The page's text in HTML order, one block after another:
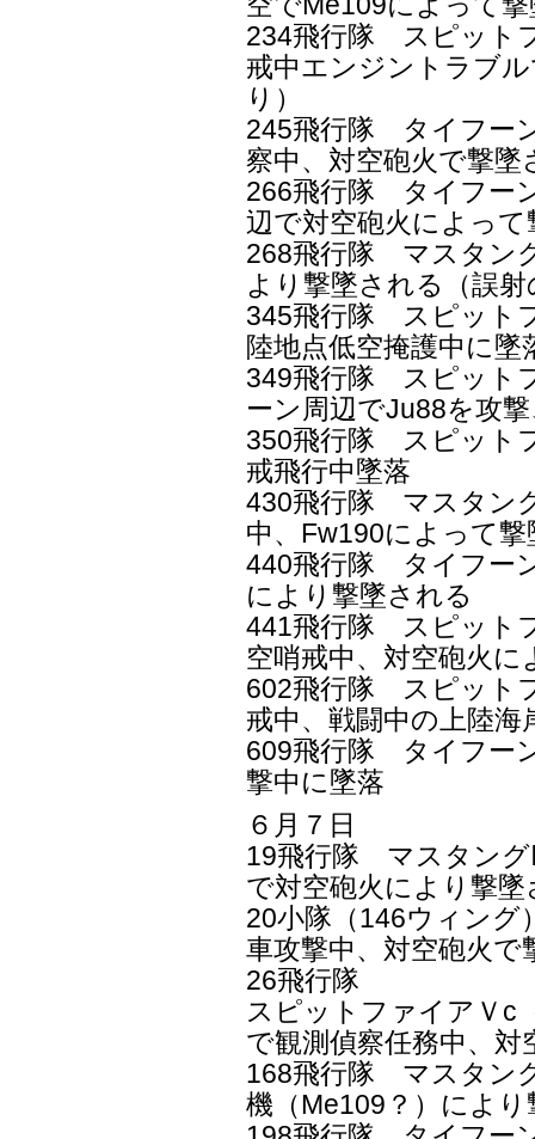
234飛行隊 スピット
戒中エンジントラブ
り）
245飛行隊 タイフー
察中、対空砲火で撃墜
266飛行隊 タイフー
辺で対空砲火によっ
268飛行隊 マスタン
より撃墜される（誤射
345飛行隊 スピット
陸地点低空掩護中に墜
349飛行隊 スピット
ーン周辺でJu88を攻
350飛行隊 スピット
戒飛行中墜落
430飛行隊 マスタン
中、Fw190によって
440飛行隊 タイフー
により撃墜される
441飛行隊 スピット
空哨戒中、対空砲火
602飛行隊 スピット
戒中、戦闘中の上陸海
609飛行隊 タイフー
撃中に墜落
６月７日
19飛行隊 マスタン
で対空砲火により撃墜
20小隊（146ウィング
車攻撃中、対空砲火で
26飛行隊
スピットファイアＶc
で観測偵察任務中、
168飛行隊 マスタン
機（Me109？）によ